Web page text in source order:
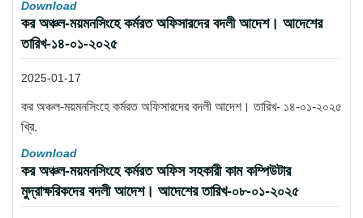
Download
কর অঞ্চল-ময়মনসিংহে কর্মরত অফিসারদের বদলী আদেশ। আদেশের
তারিখ-১৪-০১-২০২৫
2025-01-17
কর অঞ্চল-ময়মনসিংহে কর্মরত অফিসারদের বদলী আদেশ। তারিখ- ১৪-০১-২০২৫
খ্রি.
Download
কর অঞ্চল-ময়মনসিংহে কর্মরত অফিস সহকারী কাম কম্পিউটার
মুদ্রাক্ষরিকদের বদলী আদেশ। আদেশের তারিখ-০৮-০১-২০২৫